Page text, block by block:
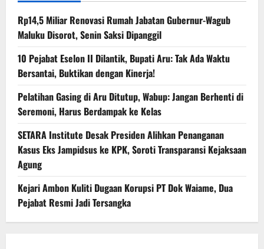
Rp14,5 Miliar Renovasi Rumah Jabatan Gubernur-Wagub
Maluku Disorot, Senin Saksi Dipanggil
10 Pejabat Eselon II Dilantik, Bupati Aru: Tak Ada Waktu
Bersantai, Buktikan dengan Kinerja!
Pelatihan Gasing di Aru Ditutup, Wabup: Jangan Berhenti di
Seremoni, Harus Berdampak ke Kelas
SETARA Institute Desak Presiden Alihkan Penanganan
Kasus Eks Jampidsus ke KPK, Soroti Transparansi Kejaksaan
Agung
Kejari Ambon Kuliti Dugaan Korupsi PT Dok Waiame, Dua
Pejabat Resmi Jadi Tersangka